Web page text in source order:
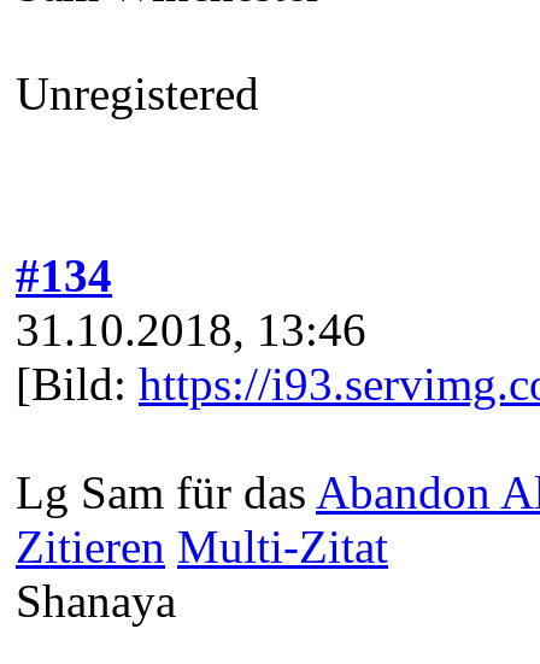
Unregistered
#134
31.10.2018, 13:46
[Bild: https://
Lg Sam für das Abandon
Zitieren Multi-Zitat
Shanaya